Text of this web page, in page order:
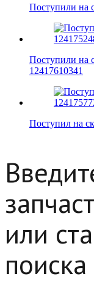
Поступили на
Поступили на
12417610341
Поступил на
или